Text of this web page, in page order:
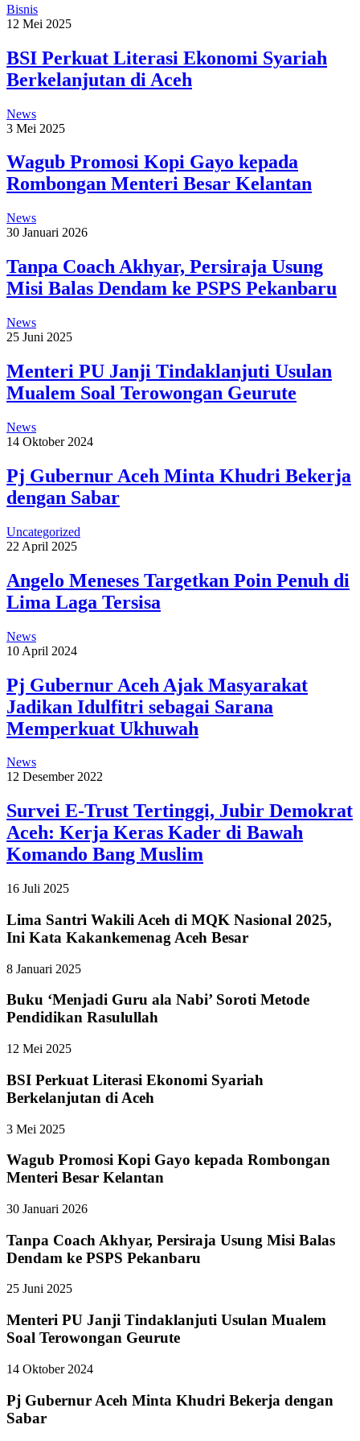
Bisnis
12 Mei 2025
BSI Perkuat Literasi Ekonomi Syariah
Berkelanjutan di Aceh
News
3 Mei 2025
Wagub Promosi Kopi Gayo kepada
Rombongan Menteri Besar Kelantan
News
30 Januari 2026
Tanpa Coach Akhyar, Persiraja Usung
Misi Balas Dendam ke PSPS Pekanbaru
News
25 Juni 2025
Menteri PU Janji Tindaklanjuti Usulan
Mualem Soal Terowongan Geurute
News
14 Oktober 2024
Pj Gubernur Aceh Minta Khudri Bekerja
dengan Sabar
Uncategorized
22 April 2025
Angelo Meneses Targetkan Poin Penuh di
Lima Laga Tersisa
News
10 April 2024
Pj Gubernur Aceh Ajak Masyarakat
Jadikan Idulfitri sebagai Sarana
Memperkuat Ukhuwah
News
12 Desember 2022
Survei E-Trust Tertinggi, Jubir Demokrat
Aceh: Kerja Keras Kader di Bawah
Komando Bang Muslim
16 Juli 2025
Lima Santri Wakili Aceh di MQK Nasional 2025,
Ini Kata Kakankemenag Aceh Besar
8 Januari 2025
Buku ‘Menjadi Guru ala Nabi’ Soroti Metode
Pendidikan Rasulullah
12 Mei 2025
BSI Perkuat Literasi Ekonomi Syariah
Berkelanjutan di Aceh
3 Mei 2025
Wagub Promosi Kopi Gayo kepada Rombongan
Menteri Besar Kelantan
30 Januari 2026
Tanpa Coach Akhyar, Persiraja Usung Misi Balas
Dendam ke PSPS Pekanbaru
25 Juni 2025
Menteri PU Janji Tindaklanjuti Usulan Mualem
Soal Terowongan Geurute
14 Oktober 2024
Pj Gubernur Aceh Minta Khudri Bekerja dengan
Sabar